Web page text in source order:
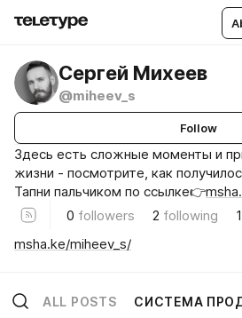
Сергей Михеев
@miheev_s
Follow
Здесь есть сложные моменты и
жизни - посмотрите, как
Тапни пальчиком по ссылке👉
0 followers 2 following 1
msha.ke/miheev_s/
ALL POSTS СИСТЕМА